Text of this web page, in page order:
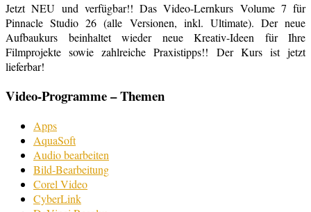
Jetzt NEU und verfügbar!! Das Video-Lernkurs Volume 7 für
Pinnacle Studio 26 (alle Versionen, inkl. Ultimate). Der neue
Aufbaukurs beinhaltet wieder neue Kreativ-Ideen für Ihre
Filmprojekte sowie zahlreiche Praxistipps!! Der Kurs ist jetzt
lieferbar!
Video-Programme – Themen
Apps
AquaSoft
Audio bearbeiten
Bild-Bearbeitung
Corel Video
CyberLink